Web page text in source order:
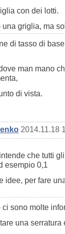
con dei lotti.
griglia, ma
di tasso di
man mano
di vista.
2014.11.18
che tutti
esempio 0,1
idee, per fare
sono molte
una serratura